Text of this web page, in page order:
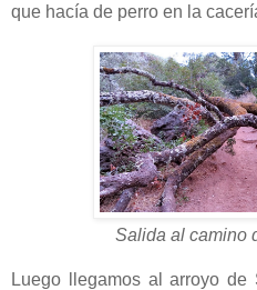
que hacía de perro en la
Salida al camino
Luego llegamos al arroyo